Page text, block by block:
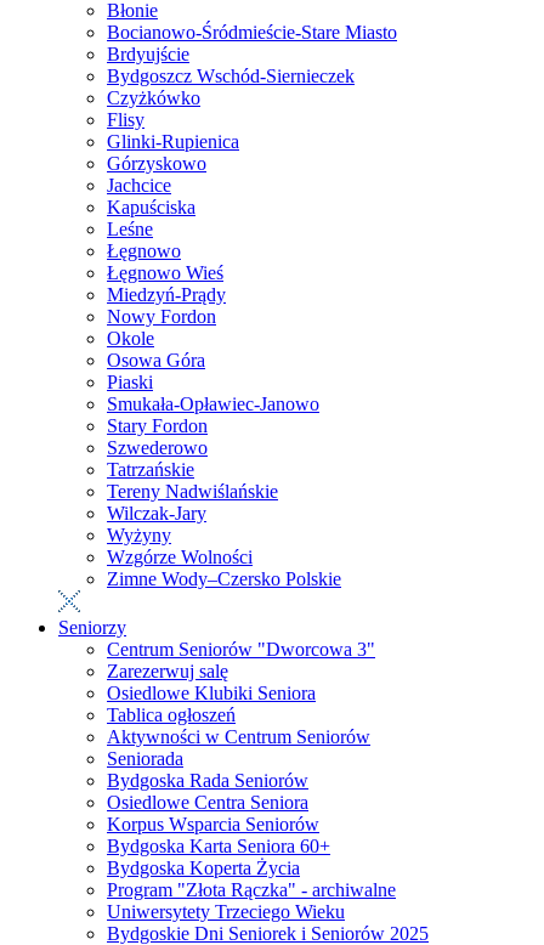
Błonie
Bocianowo-Śródmieście-Stare Miasto
Brdyujście
Bydgoszcz Wschód-Siernieczek
Czyżkówko
Flisy
Glinki-Rupienica
Górzyskowo
Jachcice
Kapuściska
Leśne
Łęgnowo
Łęgnowo Wieś
Miedzyń-Prądy
Nowy Fordon
Okole
Osowa Góra
Piaski
Smukała-Opławiec-Janowo
Stary Fordon
Szwederowo
Tatrzańskie
Tereny Nadwiślańskie
Wilczak-Jary
Wyżyny
Wzgórze Wolności
Zimne Wody–Czersko Polskie
Seniorzy
Centrum Seniorów "Dworcowa 3"
Zarezerwuj salę
Osiedlowe Klubiki Seniora
Tablica ogłoszeń
Aktywności w Centrum Seniorów
Seniorada
Bydgoska Rada Seniorów
Osiedlowe Centra Seniora
Korpus Wsparcia Seniorów
Bydgoska Karta Seniora 60+
Bydgoska Koperta Życia
Program "Złota Rączka" - archiwalne
Uniwersytety Trzeciego Wieku
Bydgoskie Dni Seniorek i Seniorów 2025